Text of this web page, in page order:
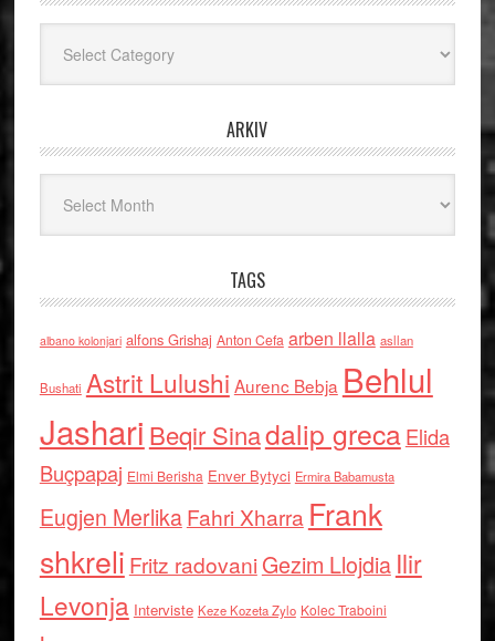
ARKIV
TAGS
albano kolonjari alfons Grishaj Anton Cefa arben llalla asllan
Bushati Astrit Lulushi Aurenc Bebja Behlul
Jashari Beqir Sinadalip grecaElida
Buçpapaj Elmi Berisha Enver Bytyci Ermira Babamusta
Eugjen MerlikaFahri Xharra Frank
shkreli Fritz radovaniGezim Llojdia Ilir
Levonja Interviste Keze Kozeta Zylo Kolec Traboini